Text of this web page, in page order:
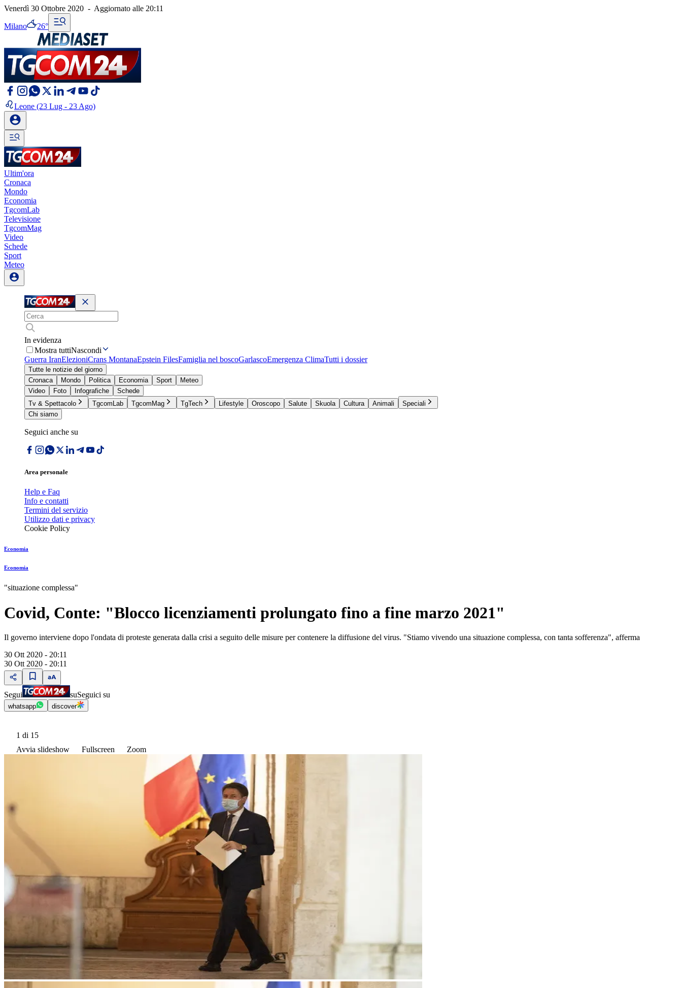
Venerdì 30 Ottobre 2020 - Aggiornato alle 20:11
Milano 26°
Leone (23 Lug - 23 Ago)
Ultim'ora
Cronaca
Mondo
Economia
TgcomLab
Televisione
TgcomMag
Video
Schede
Sport
Meteo
In evidenza
Mostra tuttiNascondi
Guerra IranElezioniCrans MontanaEpstein FilesFamiglia nel boscoGarlascoEmergenza ClimaTutti i dossier
Tutte le notizie del giorno
Cronaca
Mondo Politica Economia Sport
Meteo
Video
Foto Infografiche
Schede
Tv & Spettacolo
TgcomLab TgcomMag TgTech Lifestyle Oroscopo Salute Skuola Cultura Animali
Speciali
Chi siamo
Seguici anche su
Area personale
Help e Faq
Info e contatti
Termini del servizio
Utilizzo dati e privacy
Cookie Policy
Economia
Economia
"situazione complessa"
Covid, Conte: "Blocco licenziamenti prolungato fino a fine marzo 2021"
Il governo interviene dopo l'ondata di proteste generata dalla crisi a seguito delle misure per contenere la diffusione del virus. "Stiamo vivendo una situazione complessa, con tanta sofferenza", afferma
30 Ott 2020 - 20:11
30 Ott 2020 - 20:11
Segui suSeguici su
whatsapp discover
1 di 15
Avvia slideshow
Fullscreen Zoom